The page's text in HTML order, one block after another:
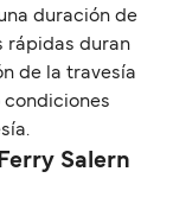
duración de
rápidas duran
de la travesía
condiciones
Salern